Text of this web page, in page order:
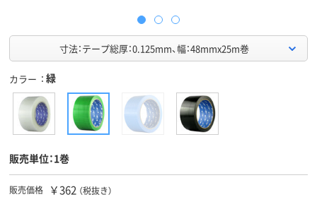
寸法：テープ総厚：0.125mm、幅：48mmx25m巻
カラー 緑
販売単位：1巻
販売価格 ￥362 （税抜き）